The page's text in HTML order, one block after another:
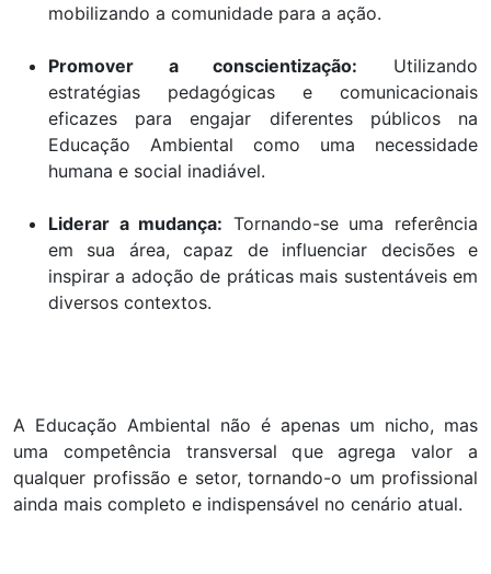
mobilizando a comunidade para a ação.
Promover a conscientização: Utilizando
estratégias pedagógicas e comunicacionais
eficazes para engajar diferentes públicos na
Educação Ambiental como uma necessidade
humana e social inadiável.
Liderar a mudança: Tornando-se uma referência
em sua área, capaz de influenciar decisões e
inspirar a adoção de práticas mais sustentáveis em
diversos contextos.
A Educação Ambiental não é apenas um nicho, mas
uma competência transversal que agrega valor a
qualquer profissão e setor, tornando-o um profissional
ainda mais completo e indispensável no cenário atual.